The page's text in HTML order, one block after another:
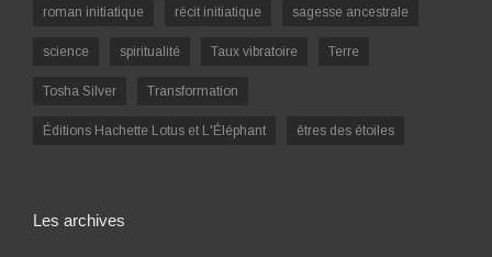
roman initiatique récit initiatique sagesse ancestrale
science spiritualité Taux vibratoire Terre
Tosha Silver Transformation
Éditions Hachette Lotus et L'Éléphant êtres des étoiles
Les archives